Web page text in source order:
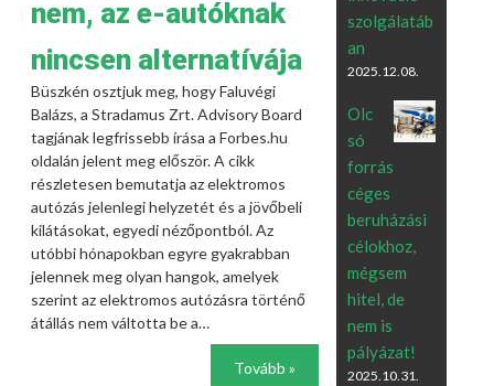
nem, az e-autóknak
nincsen alternatívája
Büszkén osztjuk meg, hogy Faluvégi
Balázs, a Stradamus Zrt. Advisory Board
tagjának legfrissebb írása a Forbes.hu
oldalán jelent meg először. A cikk
részletesen bemutatja az elektromos
autózás jelenlegi helyzetét és a jövőbeli
kilátásokat, egyedi nézőpontból. Az
utóbbi hónapokban egyre gyakrabban
jelennek meg olyan hangok, amelyek
szerint az elektromos autózásra történő
átállás nem váltotta be a…
Tovább »
szolgálatáb
an
2025.12.08.
Olc
só
forrás
céges
beruházási
célokhoz,
mégsem
hitel, de
nem is
pályázat!
2025.10.31.